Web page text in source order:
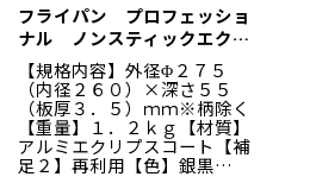
フライパン プロフェッショ
ナル ノンスティックエクリ
プス １０インチ ＥＢＭ
【規格内容】外径Φ２７５
（内径２６０）×深さ５５
（板厚３．５）ｍｍ※柄除く
【重量】１．２ｋｇ【材質】
アルミエクリプスコート【補
足２】再利用【色】銀黒